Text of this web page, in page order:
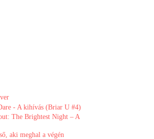
- A kihívás (Briar U #4)
The ​Brightest Night – A
aki meghal a végén